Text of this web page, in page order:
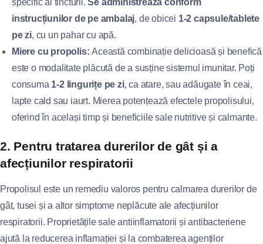
specific al tincturii.Se administrează conform
instrucțiunilor de pe ambalaj, de obicei 1-2 capsule/tablete
pe zi, cu un pahar cu apă.
Miere cu propolis: Această combinație delicioasă și benefică
este o modalitate plăcută de a susține sistemul imunitar. Poți
consuma 1-2 lingurițe pe zi, ca atare, sau adăugate în ceai,
lapte cald sau iaurt. Mierea potențează efectele propolisului,
oferind în același timp și beneficiile sale nutritive și calmante.
2. Pentru tratarea durerilor de gât și a
afecțiunilor respiratorii
Propolisul este un remediu valoros pentru calmarea durerilor de
gât, tusei și a altor simptome neplăcute ale afecțiunilor
respiratorii. Proprietățile sale antiinflamatorii și antibacteriene
ajută la reducerea inflamației și la combaterea agenților